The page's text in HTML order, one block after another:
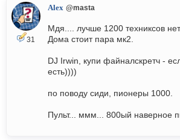
31
Alex @masta
Мдя.... лучше 1200 техниксов
Дома стоит пара мк2.
DJ Irwin, купи файналскретч -
есть))))
по поводу сиди, пионеры 1000.
Пульт... ммм... 800ый наверное